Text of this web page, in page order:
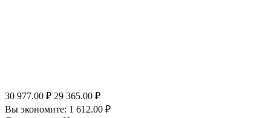
30 977.00 ₽ 29 365.00 ₽
Вы экономите: 1 612.00 ₽